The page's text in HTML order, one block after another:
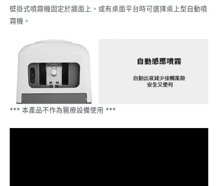
壁掛式噴霧機固定於牆面上，或有桌面平台時可選擇桌上型自動噴
霧機。
*** 本產品不作為醫療設備使用 ***